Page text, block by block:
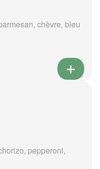
chèvre, bleu
pepperoni,